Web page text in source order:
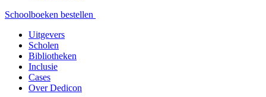
Schoolboeken bestellen
Uitgevers
Scholen
Bibliotheken
Inclusie
Cases
Over Dedicon